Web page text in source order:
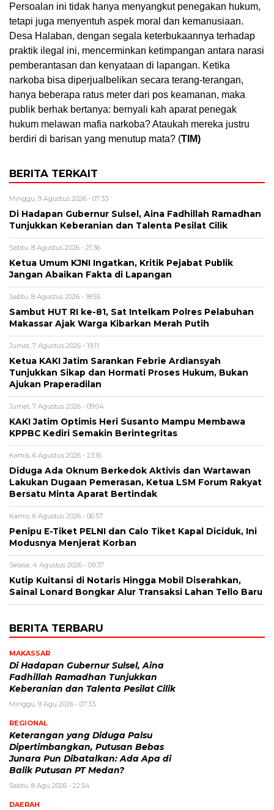
Persoalan ini tidak hanya menyangkut penegakan hukum,
tetapi juga menyentuh aspek moral dan kemanusiaan.
Desa Halaban, dengan segala keterbukaannya terhadap
praktik ilegal ini, mencerminkan ketimpangan antara narasi
pemberantasan dan kenyataan di lapangan. Ketika
narkoba bisa diperjualbelikan secara terang-terangan,
hanya beberapa ratus meter dari pos keamanan, maka
publik berhak bertanya: bernyali kah aparat penegak
hukum melawan mafia narkoba? Ataukah mereka justru
berdiri di barisan yang menutup mata? (TIM)
BERITA TERKAIT
Minggu, 9 Agustus 2026 - 07:33
Di Hadapan Gubernur Sulsel, Aina Fadhillah Ramadhan
Tunjukkan Keberanian dan Talenta Pesilat Cilik
Sabtu, 8 Agustus 2026 - 21:36
Ketua Umum KJNI Ingatkan, Kritik Pejabat Publik
Jangan Abaikan Fakta di Lapangan
Sabtu, 8 Agustus 2026 - 18:55
Sambut HUT RI ke-81, Sat Intelkam Polres Pelabuhan
Makassar Ajak Warga Kibarkan Merah Putih
Jumat, 7 Agustus 2026 - 19:11
Ketua KAKI Jatim Sarankan Febrie Ardiansyah
Tunjukkan Sikap dan Hormati Proses Hukum, Bukan
Ajukan Praperadilan
Jumat, 7 Agustus 2026 - 09:04
KAKI Jatim Optimis Heri Susanto Mampu Membawa
KPPBC Kediri Semakin Berintegritas
Kamis, 6 Agustus 2026 - 23:16
Diduga Ada Oknum Berkedok Aktivis dan Wartawan
Lakukan Dugaan Pemerasan, Ketua LSM Forum Rakyat
Bersatu Minta Aparat Bertindak
Kamis, 6 Agustus 2026 - 06:57
Penipu E-Tiket PELNI dan Calo Tiket Kapal Diciduk, Ini
Modusnya Menjerat Korban
Selasa, 4 Agustus 2026 - 09:37
Kutip Kuitansi di Notaris Hingga Mobil Diserahkan,
Sainal Lonard Bongkar Alur Transaksi Lahan Tello Baru
BERITA TERBARU
MAKASSAR
Di Hadapan Gubernur Sulsel, Aina
Fadhillah Ramadhan Tunjukkan
Keberanian dan Talenta Pesilat Cilik
Minggu, 9 Agu 2026 - 07:33
REGIONAL
Keterangan yang Diduga Palsu
Dipertimbangkan, Putusan Bebas
Junara Pun Dibatalkan: Ada Apa di
Balik Putusan PT Medan?
Sabtu, 8 Agu 2026 - 22:54
DAERAH